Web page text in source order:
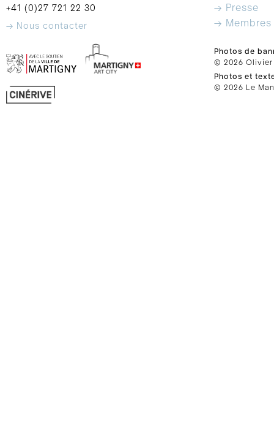
+41 (0)27 721 22 30
→ Nous contacter
→ Presse
→ Membres
Photos de
© 2026 Olivier
Photos et
© 2026 Le